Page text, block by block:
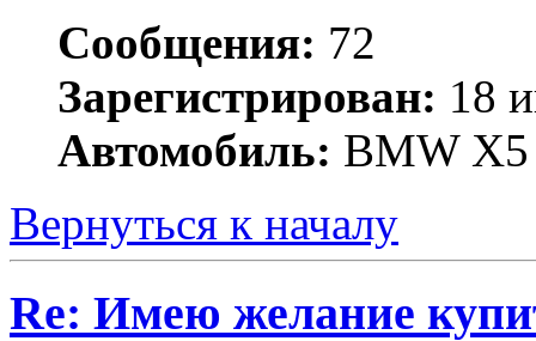
Сообщения: 72
Зарегистрирован: 18
Автомобиль: BMW X5
Вернуться к началу
Re: Имею желание